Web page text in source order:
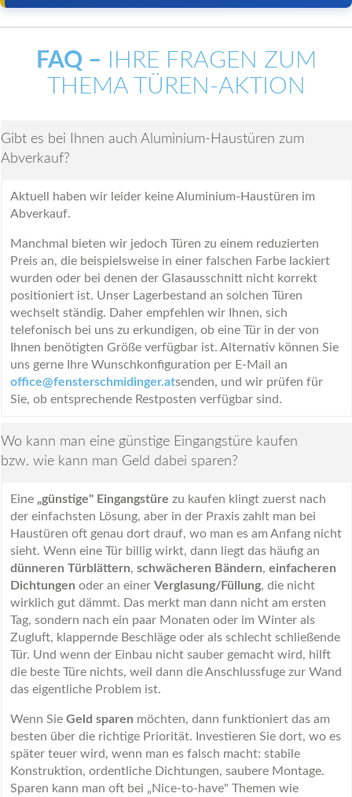
FAQ – IHRE FRAGEN ZUM
THEMA TÜREN-AKTION
Gibt es bei Ihnen auch Aluminium-Haustüren zum
Abverkauf?
Aktuell haben wir leider keine Aluminium-Haustüren im
Abverkauf.
Manchmal bieten wir jedoch Türen zu einem reduzierten
Preis an, die beispielsweise in einer falschen Farbe lackiert
wurden oder bei denen der Glasausschnitt nicht korrekt
positioniert ist. Unser Lagerbestand an solchen Türen
wechselt ständig. Daher empfehlen wir Ihnen, sich
telefonisch bei uns zu erkundigen, ob eine Tür in der von
Ihnen benötigten Größe verfügbar ist. Alternativ können Sie
uns gerne Ihre Wunschkonfiguration per E-Mail an
office@fensterschmidinger.atsenden, und wir prüfen für
Sie, ob entsprechende Restposten verfügbar sind.
Wo kann man eine günstige Eingangstüre kaufen
bzw. wie kann man Geld dabei sparen?
Eine „günstige" Eingangstüre zu kaufen klingt zuerst nach
der einfachsten Lösung, aber in der Praxis zahlt man bei
Haustüren oft genau dort drauf, wo man es am Anfang nicht
sieht. Wenn eine Tür billig wirkt, dann liegt das häufig an
dünneren Türblättern, schwächeren Bändern, einfacheren
Dichtungen oder an einer Verglasung/Füllung, die nicht
wirklich gut dämmt. Das merkt man dann nicht am ersten
Tag, sondern nach ein paar Monaten oder im Winter als
Zugluft, klappernde Beschläge oder als schlecht schließende
Tür. Und wenn der Einbau nicht sauber gemacht wird, hilft
die beste Türe nichts, weil dann die Anschlussfuge zur Wand
das eigentliche Problem ist.
Wenn Sie Geld sparen möchten, dann funktioniert das am
besten über die richtige Priorität. Investieren Sie dort, wo es
später teuer wird, wenn man es falsch macht: stabile
Konstruktion, ordentliche Dichtungen, saubere Montage.
Sparen kann man oft bei „Nice-to-have" Themen wie